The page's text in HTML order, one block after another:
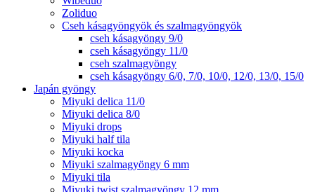
Zoliduo
Cseh kásagyöngyök és szalmagyöngyök
cseh kásagyöngy 9/0
cseh kásagyöngy 11/0
cseh szalmagyöngy
cseh kásagyöngy 6/0, 7/0, 10/0, 12/0, 13/0, 15/0
Japán gyöngy
Miyuki delica 11/0
Miyuki delica 8/0
Miyuki drops
Miyuki half tila
Miyuki kocka
Miyuki szalmagyöngy 6 mm
Miyuki tila